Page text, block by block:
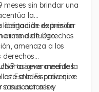
meses sin brindar una
la
obligación de brindar
arma de fuego.
libertad de expresión
de Derechos
amenaza a los
derechos
severamente la
Estados prevenir e
a sus autores y
asignar medidas
a la Fiscalía que
sancionar a los